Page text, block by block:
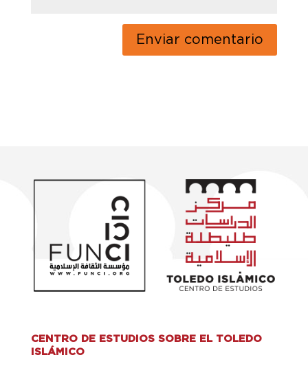
CENTRO DE ESTUDIOS SOBRE EL TOLEDO
ISLÁMICO